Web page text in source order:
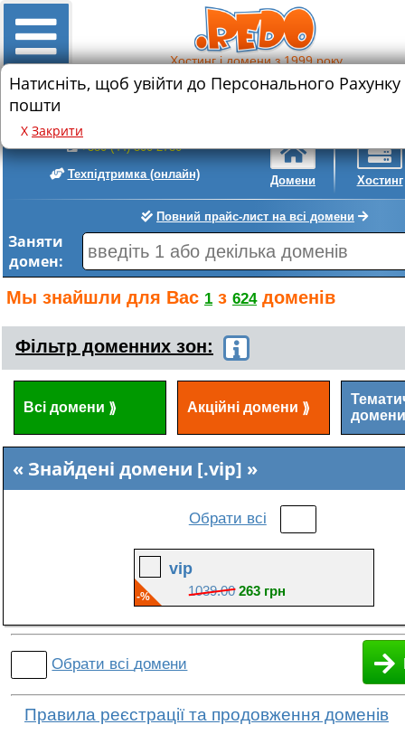
Хостинг і домени з 1999 року
Знижка на реєстрацію нового домену
+380 (44) 300-2780
Техпідтримка (онлайн) Домени Хостинг
Повний прайс-лист на всі домени
Заняти
домен:
Натисніть, щоб увійти до Персонального
пошти
Х Закрити
Мы знайшли для Вас 1 з 624доменів
Фільтр доменних зон:
Всі домени ⟫ Акційні домени ⟫
домени
Знайдені домени [.vip]
Обрати всі
-%
vip
1039.00 263 грн
Обрати всідомени
Правила реєстрації та продовження доменів